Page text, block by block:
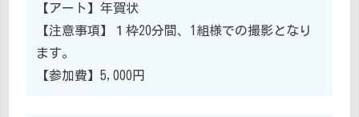
【アート】年賀状
【注意事項】１枠20分間、1組様での撮影となり
ます。
【参加費】5,000円